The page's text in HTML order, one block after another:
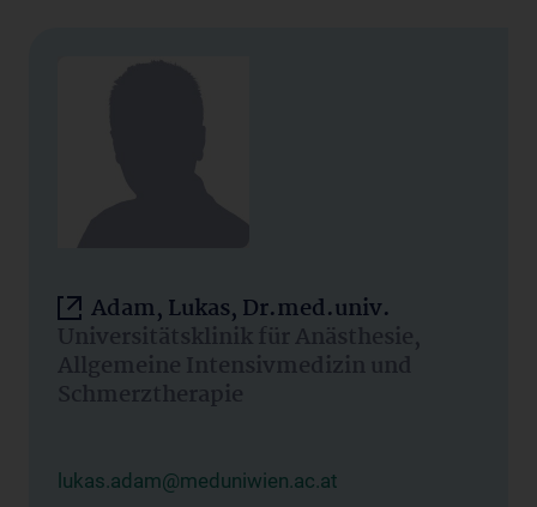
Adam, Lukas, Dr.med.univ.
Universitätsklinik für Anästhesie,
Allgemeine Intensivmedizin und
Schmerztherapie
lukas.adam@meduniwien.ac.at